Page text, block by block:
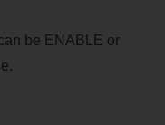
be ENABLE or